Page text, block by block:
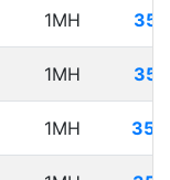
1MH
1MH
1MH